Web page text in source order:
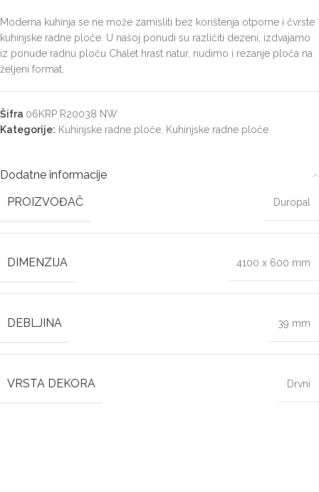
Moderna kuhinja se ne može zamisliti bez korištenja otporne i čvrste
kuhinjske radne ploče. U našoj ponudi su različiti dezeni, izdvajamo
iz ponude radnu ploču Chalet hrast natur, nudimo i rezanje ploča na
željeni format.
Šifra 06KRP R20038 NW
Kategorije: Kuhinjske radne ploče Kuhinjske radne ploče
Dodatne informacije
PROIZVOĐAČ
Duropal
DIMENZIJA 4100 x 600 mm
DEBLJINA 39 mm
VRSTA DEKORA Drvni